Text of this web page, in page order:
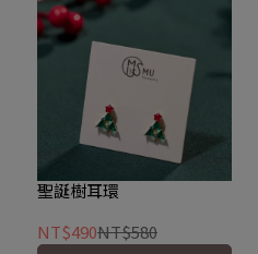
聖誕樹耳環
NT$490NT$580